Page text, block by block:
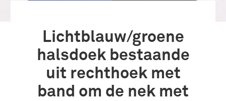
Lichtblauw/groene
halsdoek bestaande
uit rechthoek met
band om de nek met